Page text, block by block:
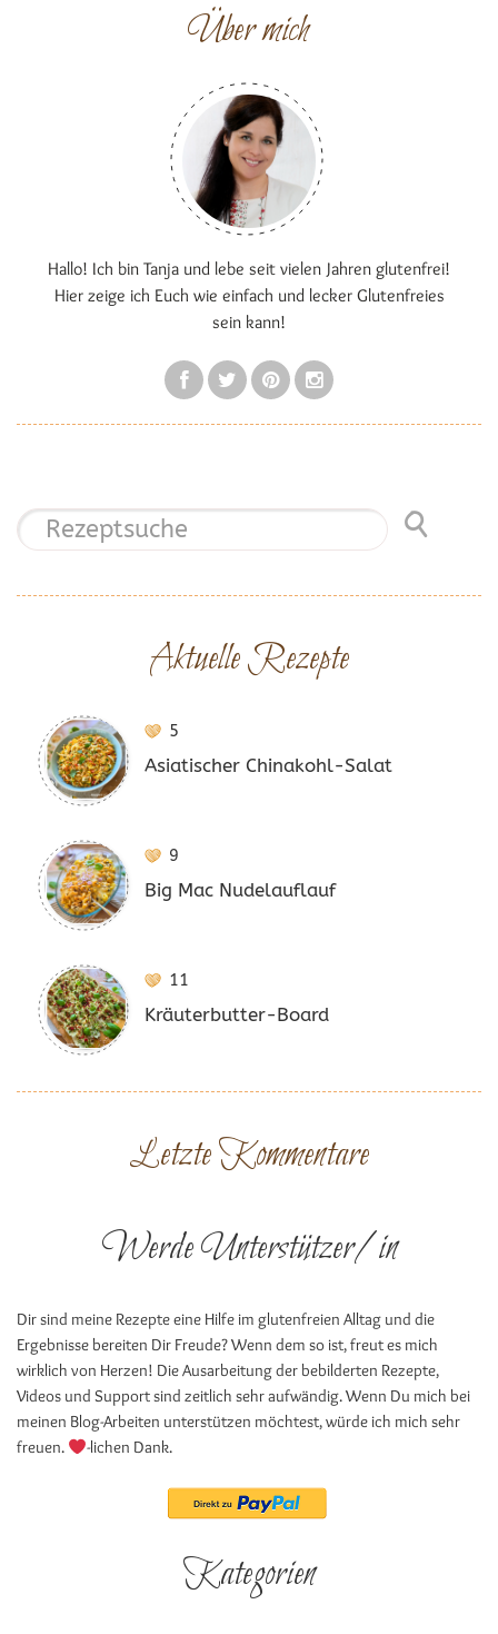
Über mich
Hallo! Ich bin Tanja und lebe seit vielen Jahren glutenfrei!
Hier zeige ich Euch wie einfach und lecker Glutenfreies
sein kann!
Aktuelle Rezepte
5
Asiatischer Chinakohl-Salat
9
Big Mac Nudelauflauf
11
Kräuterbutter-Board
Letzte Kommentare
Werde Unterstützer/in
Dir sind meine Rezepte eine Hilfe im glutenfreien Alltag und die
Ergebnisse bereiten Dir Freude? Wenn dem so ist, freut es mich
wirklich von Herzen! Die Ausarbeitung der bebilderten Rezepte,
Videos und Support sind zeitlich sehr aufwändig. Wenn Du mich bei
meinen Blog-Arbeiten unterstützen möchtest, würde ich mich sehr
freuen.
-lichen Dank.
Kategorien